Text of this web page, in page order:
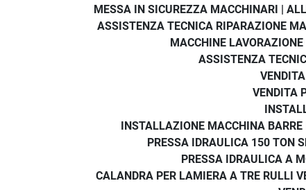
MESSA IN SICUREZZA MACCHINARI |
ASSISTENZA TECNICA RIPARAZIONE
MACCHINE
ASSISTENZA
VENDITA
INSTALLAZIONE MACCHINA
PRESSA IDRAULICA 150 TON
PRESSA IDRAULICA A
CALANDRA PER LAMIERA A TRE RULLI